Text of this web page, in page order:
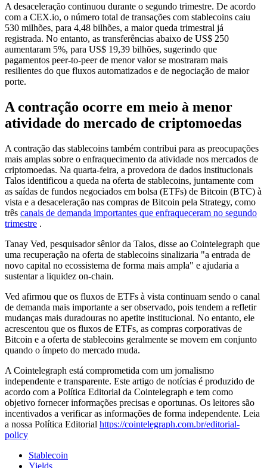
A desaceleração continuou durante o segundo trimestre. De acordo
com a CEX.io, o número total de transações com stablecoins caiu
530 milhões, para 4,48 bilhões, a maior queda trimestral já
registrada. No entanto, as transferências abaixo de US$ 250
aumentaram 5%, para US$ 19,39 bilhões, sugerindo que
pagamentos peer-to-peer de menor valor se mostraram mais
resilientes do que fluxos automatizados e de negociação de maior
porte.
A contração ocorre em meio à menor
atividade do mercado de criptomoedas
A contração das stablecoins também contribui para as preocupações
mais amplas sobre o enfraquecimento da atividade nos mercados de
criptomoedas. Na quarta-feira, a provedora de dados institucionais
Talos identificou a queda na oferta de stablecoins, juntamente com
as saídas de fundos negociados em bolsa (ETFs) de Bitcoin (BTC) à
vista e a desaceleração nas compras de Bitcoin pela Strategy, como
três canais de demanda importantes que enfraqueceram no segundo
trimestre .
Tanay Ved, pesquisador sênior da Talos, disse ao Cointelegraph que
uma recuperação na oferta de stablecoins sinalizaria "a entrada de
novo capital no ecossistema de forma mais ampla" e ajudaria a
sustentar a liquidez on-chain.
Ved afirmou que os fluxos de ETFs à vista continuam sendo o canal
de demanda mais importante a ser observado, pois tendem a refletir
mudanças mais duradouras no apetite institucional. No entanto, ele
acrescentou que os fluxos de ETFs, as compras corporativas de
Bitcoin e a oferta de stablecoins geralmente se movem em conjunto
quando o ímpeto do mercado muda.
A Cointelegraph está comprometida com um jornalismo
independente e transparente. Este artigo de notícias é produzido de
acordo com a Política Editorial da Cointelegraph e tem como
objetivo fornecer informações precisas e oportunas. Os leitores são
incentivados a verificar as informações de forma independente. Leia
a nossa Política Editorial https://cointelegraph.com.br/editorial-
policy
Stablecoin
Yields